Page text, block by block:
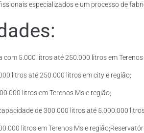
especializados e um processo de
5.000 litros até 250.000 litros em Terenos
litros até 250.000 litros em city e região;
litros em Terenos Ms e região;
de 300.000 litros até 5.000.000
litros em Terenos Ms e